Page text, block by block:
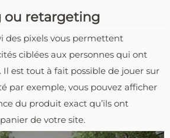
ou retargeting
des pixels vous permettent
ciblées aux personnes qui ont
Il est tout à fait possible de jouer sur
par exemple, vous pouvez afficher
du produit exact qu’ils ont
de votre site.